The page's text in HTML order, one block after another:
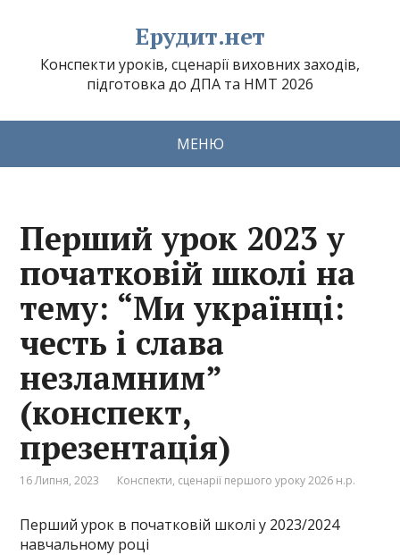
Ерудит.нет
Конспекти уроків, сценарії виховних заходів,
підготовка до ДПА та НМТ 2026
МЕНЮ
Перший урок 2023 у
початковій школі на
тему: “Ми українці:
честь і слава
незламним”
(конспект,
презентація)
16 Липня, 2023 Конспекти, сценарії першого уроку 2026 н.р.
Перший урок в початковій школі у 2023/2024
навчальному році